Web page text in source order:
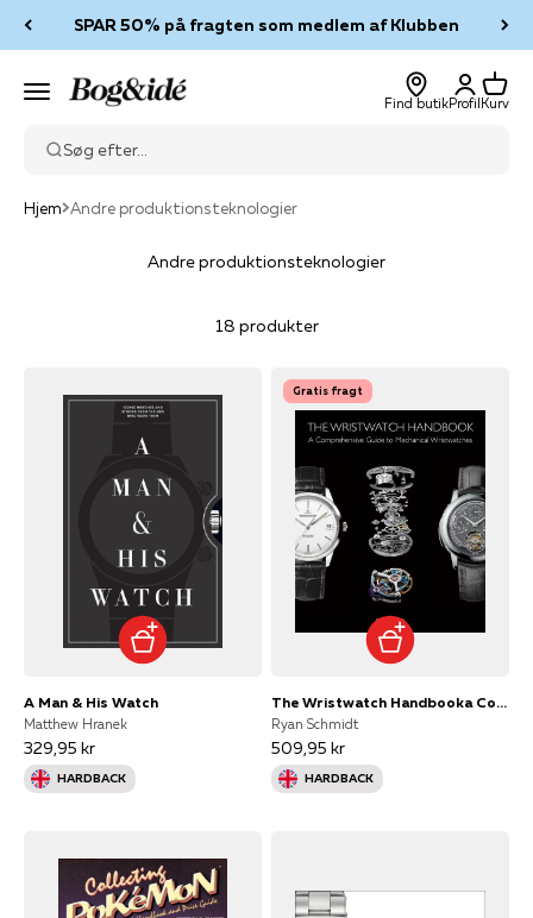
SPAR 50% på fragten som medlem af Klubben
Menu Bog & idé
Find butik
Log ind
Profil
Kurv
Kurv
Søg efter...
Hjem Andre produktionsteknologier
Andre produktionsteknologier
18 produkter
A Man & His Watch
Matthew Hranek
329,95 kr
HARDBACK
Gratis fragt
The Wristwatch Handbooka Comprehensive Guide To Mechanical W
Ryan Schmidt
509,95 kr
HARDBACK